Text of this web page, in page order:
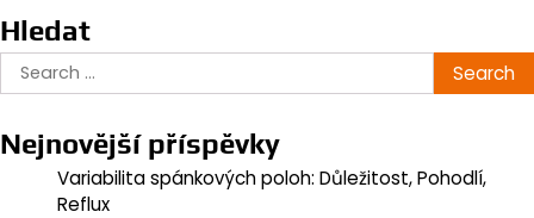
Hledat
Search
for:
Nejnovější příspěvky
Variabilita spánkových poloh: Důležitost, Pohodlí,
Reflux